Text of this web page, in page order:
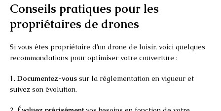
Conseils pratiques pour les
propriétaires de drones
Si vous êtes propriétaire d’un drone de loisir, voici quelques
recommandations pour optimiser votre couverture :
1. Documentez-vous sur la réglementation en vigueur et
suivez son évolution.